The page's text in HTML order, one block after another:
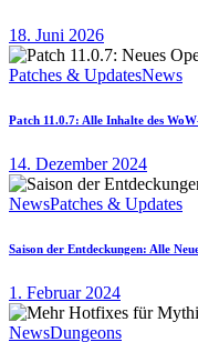
18. Juni 2026
Patches & UpdatesNews
Patch 11.0.7: Alle Inhalte des
14. Dezember 2024
NewsPatches & Updates
Saison der Entdeckungen: Alle
1. Februar 2024
NewsDungeons